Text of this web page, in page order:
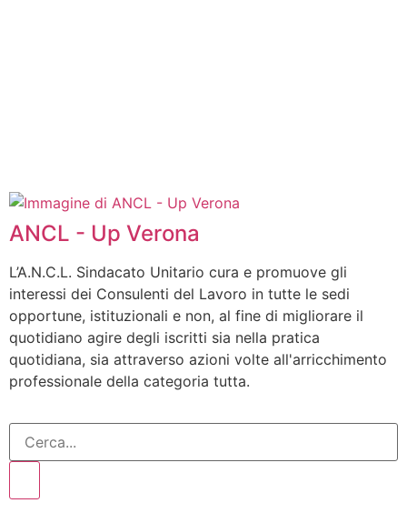
ANCL - Up Verona
L’A.N.C.L. Sindacato Unitario cura e promuove gli
interessi dei Consulenti del Lavoro in tutte le sedi
opportune, istituzionali e non, al fine di migliorare il
quotidiano agire degli iscritti sia nella pratica
quotidiana, sia attraverso azioni volte all'arricchimento
professionale della categoria tutta.